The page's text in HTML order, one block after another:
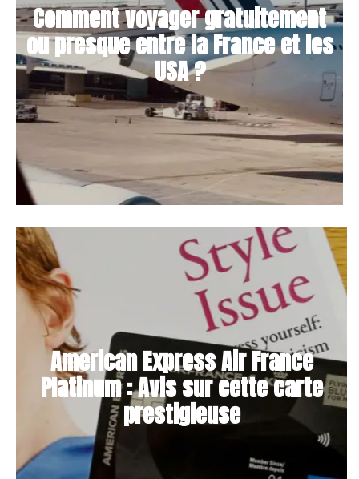
Comment voyager gratuitement
ou presque entre la France et les
USA ?
American Express Air France
Platinum : Avis sur cette carte
prestigieuse